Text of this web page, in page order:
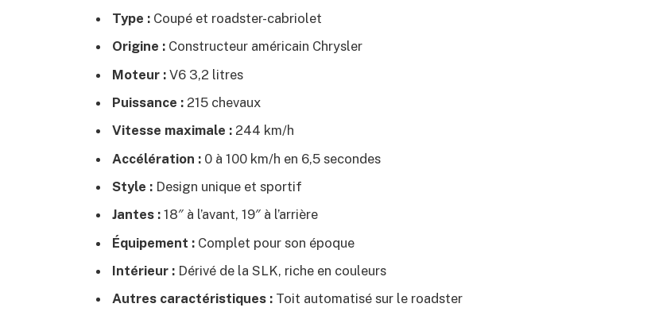
Type : Coupé et roadster-cabriolet
Origine : Constructeur américain Chrysler
Moteur : V6 3,2 litres
Puissance : 215 chevaux
Vitesse maximale : 244 km/h
Accélération : 0 à 100 km/h en 6,5 secondes
Style : Design unique et sportif
Jantes : 18″ à l’avant, 19″ à l’arrière
Équipement : Complet pour son époque
Intérieur : Dérivé de la SLK, riche en couleurs
Autres caractéristiques : Toit automatisé sur le roadster